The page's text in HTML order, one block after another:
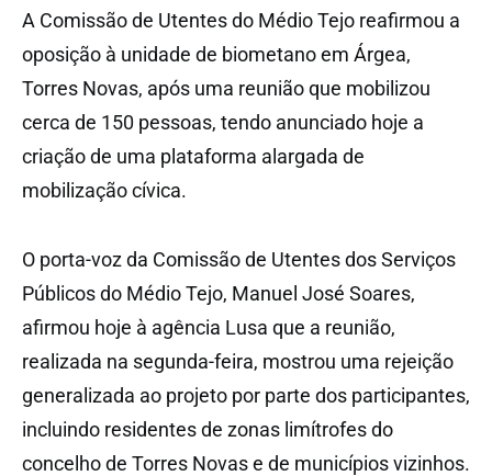
A Comissão de Utentes do Médio Tejo reafirmou a
oposição à unidade de biometano em Árgea,
Torres Novas, após uma reunião que mobilizou
cerca de 150 pessoas, tendo anunciado hoje a
criação de uma plataforma alargada de
mobilização cívica.
O porta-voz da Comissão de Utentes dos Serviços
Públicos do Médio Tejo, Manuel José Soares,
afirmou hoje à agência Lusa que a reunião,
realizada na segunda-feira, mostrou uma rejeição
generalizada ao projeto por parte dos participantes,
incluindo residentes de zonas limítrofes do
concelho de Torres Novas e de municípios vizinhos.